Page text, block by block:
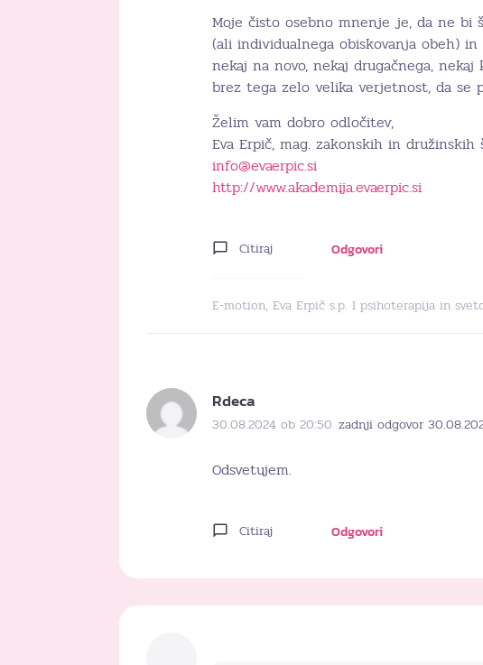
Moje čisto osebno mnenje je, da ne bi
(ali individualnega obiskovanja obeh)
nekaj na novo, nekaj drugačnega,
brez tega zelo velika verjetnost, da se
Želim vam dobro odločitev,
Eva Erpič, mag. zakonskih in
info@evaerpic.si
http://www.akademija.evaerpic.si
Citiraj Odgovori
E-motion, Eva Erpič s.p. I psihoterapija in
Rdeca
30.08.2024 ob 20:50 zadnji odgovor
Odsvetujem.
Citiraj Odgovori